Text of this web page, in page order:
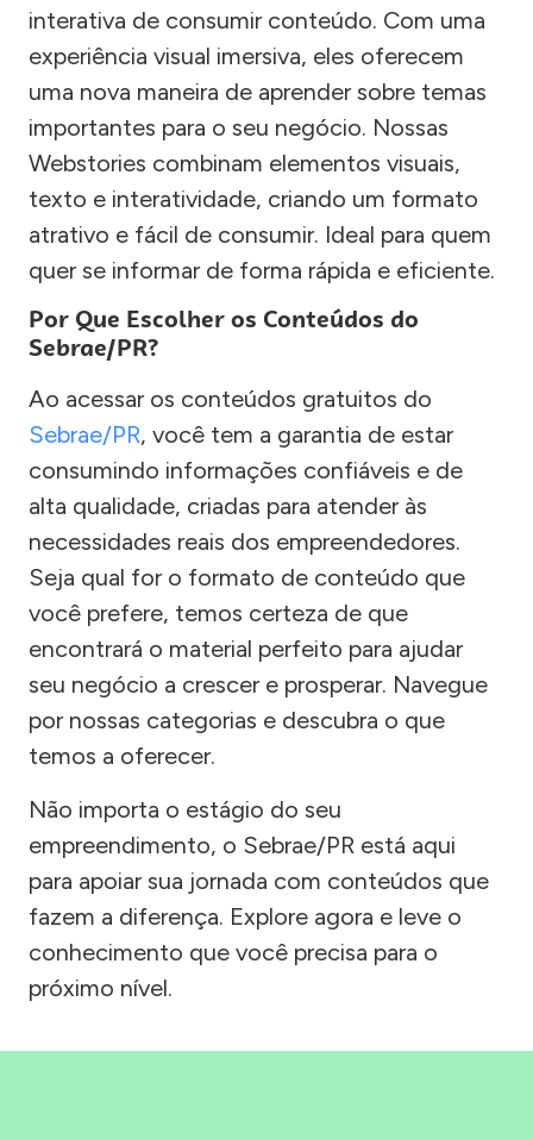
interativa de consumir conteúdo. Com uma
experiência visual imersiva, eles oferecem
uma nova maneira de aprender sobre temas
importantes para o seu negócio. Nossas
Webstories combinam elementos visuais,
texto e interatividade, criando um formato
atrativo e fácil de consumir. Ideal para quem
quer se informar de forma rápida e eficiente.
Por Que Escolher os Conteúdos do
Sebrae/PR?
Ao acessar os conteúdos gratuitos do
Sebrae/PR, você tem a garantia de estar
consumindo informações confiáveis e de
alta qualidade, criadas para atender às
necessidades reais dos empreendedores.
Seja qual for o formato de conteúdo que
você prefere, temos certeza de que
encontrará o material perfeito para ajudar
seu negócio a crescer e prosperar. Navegue
por nossas categorias e descubra o que
temos a oferecer.
Não importa o estágio do seu
empreendimento, o Sebrae/PR está aqui
para apoiar sua jornada com conteúdos que
fazem a diferença. Explore agora e leve o
conhecimento que você precisa para o
próximo nível.